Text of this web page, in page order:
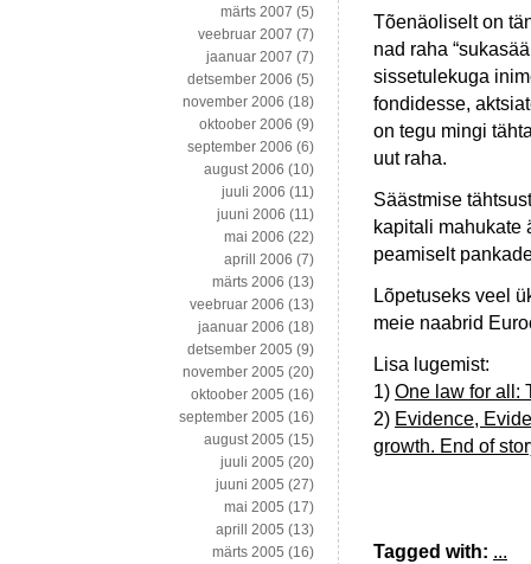
Tõenäoliselt on
nad raha
sissetulekuga
fondidesse,
on tegu mingi
uut raha.
Säästmise
kapitali mahukate
peamiselt
Lõpetuseks veel
meie naabrid
Lisa lugemist:
1) One law for all:
2) Evidence,
growth. End of
Tagged with: ...
märts 2007 (5)
veebruar 2007 (7)
jaanuar 2007 (7)
detsember 2006 (5)
november 2006 (18)
oktoober 2006 (9)
september 2006 (6)
august 2006 (10)
juuli 2006 (11)
juuni 2006 (11)
mai 2006 (22)
aprill 2006 (7)
märts 2006 (13)
veebruar 2006 (13)
jaanuar 2006 (18)
detsember 2005 (9)
november 2005 (20)
oktoober 2005 (16)
september 2005 (16)
august 2005 (15)
juuli 2005 (20)
juuni 2005 (27)
mai 2005 (17)
aprill 2005 (13)
märts 2005 (16)